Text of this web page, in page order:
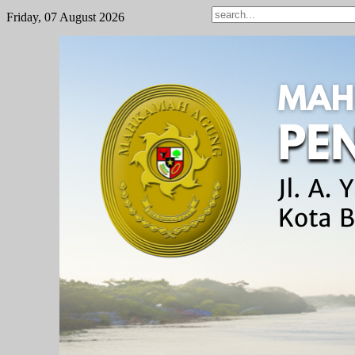
Friday, 07 August 2026